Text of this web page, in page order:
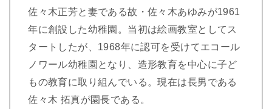
佐々木正芳と妻である故・佐々木あゆみが1961
年に創設した幼稚園。当初は絵画教室としてス
タートしたが、1968年に認可を受けてエコール
ノワール幼稚園となり、造形教育を中心に子ど
もの教育に取り組んでいる。現在は長男である
佐々木 拓真が園長である。